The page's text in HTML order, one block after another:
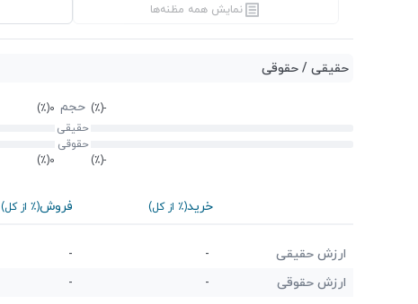
نمایش همه مظنه‌ها
حقیقی / حقوقی
-(٪) حجم 0(٪)
حقیقی
حقوقی
-(٪) 0(٪)
خرید(٪ از کل) فروش(٪ از کل)
ارزش حقیقی -
-
ارزش حقوقی
-
-